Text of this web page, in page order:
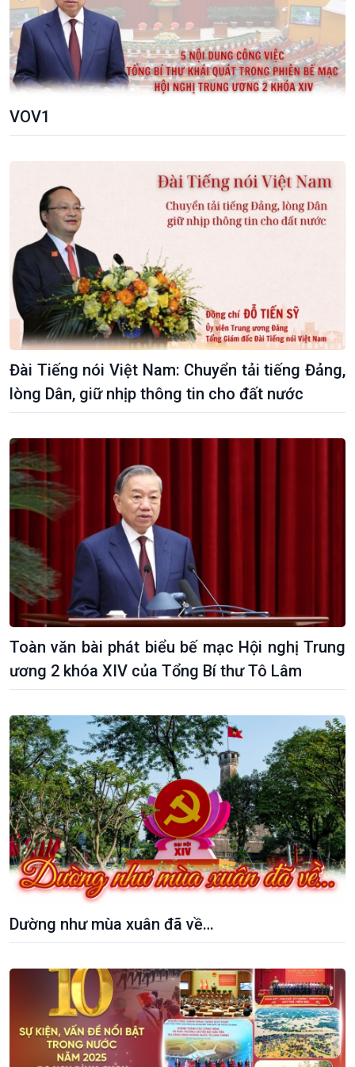
Chính trị
Tin Chính trị
Chính phủ với người dân
Quốc hội với cử tri
Xây dựng đảng
Đảng trong cuộc sống
Pháp luật và đời sống
Thế giới
Tin thế giới
Vấn đề quốc tế
Hồ sơ sự kiện quốc tế
Thế giới & Việt Nam
Biên cương - Một dải vững
VOV1
Đài Tiếng nói Việt Nam: Chuyển tải tiếng Đảng,
lòng Dân, giữ nhịp thông tin cho đất nước
Toàn văn bài phát biểu bế mạc Hội nghị Trung
ương 2 khóa XIV của Tổng Bí thư Tô Lâm
Dường như mùa xuân đã về…